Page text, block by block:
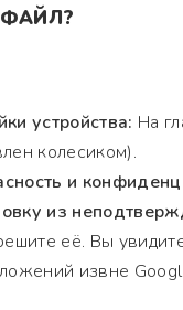
устройства: На
колесиком).
и
из
её. Вы
извне